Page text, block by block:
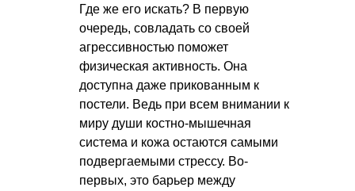
Где же его искать? В первую
очередь, совладать со своей
агрессивностью поможет
физическая активность. Она
доступна даже прикованным к
постели. Ведь при всем внимании к
миру души костно-мышечная
система и кожа остаются самыми
подвергаемыми стрессу. Во-
первых, это барьер между